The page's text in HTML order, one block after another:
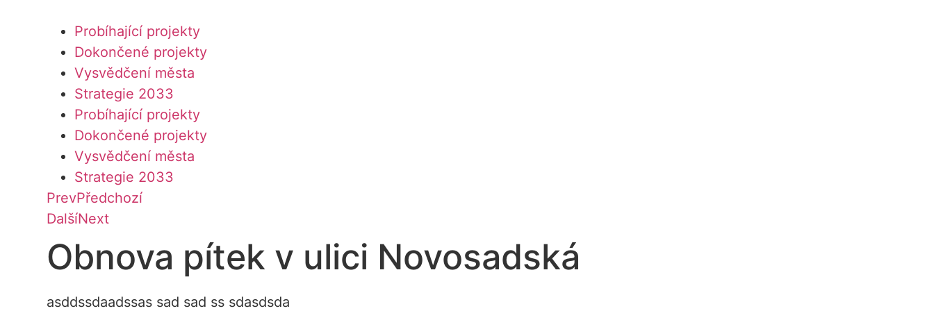
Probíhající projekty
Dokončené projekty
Vysvědčení města
Strategie 2033
Probíhající projekty
Dokončené projekty
Vysvědčení města
Strategie 2033
PrevPředchozí
DalšíNext
Obnova pítek v ulici Novosadská
asddssdaadssas sad sad ss sdasdsda